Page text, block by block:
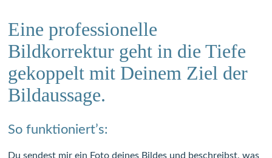
Eine professionelle
Bildkorrektur geht in die Tiefe
gekoppelt mit Deinem Ziel der
Bildaussage.
So funktioniert’s:
Du sendest mir ein Foto deines Bildes und beschreibst, was